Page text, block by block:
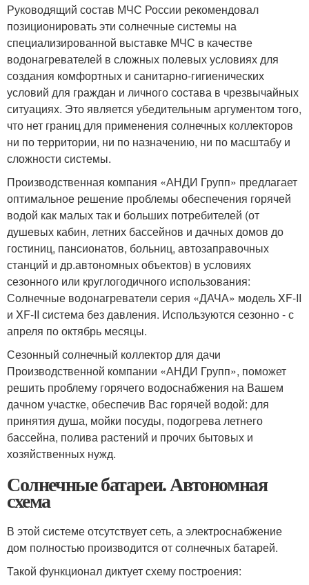
Руководящий состав МЧС России рекомендовал
позиционировать эти солнечные системы на
специализированной выставке МЧС в качестве
водонагревателей в сложных полевых условиях для
создания комфортных и санитарно-гигиенических
условий для граждан и личного состава в чрезвычайных
ситуациях. Это является убедительным аргументом того,
что нет границ для применения солнечных коллекторов
ни по территории, ни по назначению, ни по масштабу и
сложности системы.
Производственная компания «АНДИ Групп» предлагает
оптимальное решение проблемы обеспечения горячей
водой как малых так и больших потребителей (от
душевых кабин, летних бассейнов и дачных домов до
гостиниц, пансионатов, больниц, автозаправочных
станций и др.автономных объектов) в условиях
сезонного или круглогодичного использования:
Солнечные водонагреватели серия «ДАЧА» модель XF-II
и XF-II система без давления. Используются сезонно - с
апреля по октябрь месяцы.
Сезонный солнечный коллектор для дачи
Производственной компании «АНДИ Групп», поможет
решить проблему горячего водоснабжения на Вашем
дачном участке, обеспечив Вас горячей водой: для
принятия душа, мойки посуды, подогрева летнего
бассейна, полива растений и прочих бытовых и
хозяйственных нужд.
Солнечные батареи. Автономная
схема
В этой системе отсутствует сеть, а электроснабжение
дом полностью производится от солнечных батарей.
Такой функционал диктует схему построения: